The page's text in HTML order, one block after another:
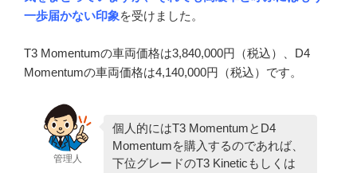
一歩届かない印象を受けました。
T3 Momentumの車両価格は3,840,000円（税込）、D4
Momentumの車両価格は4,140,000円（税込）です。
管理人
個人的にはT3 MomentumとD4
Momentumを購入するのであれば、
下位グレードのT3 Kineticもしくは